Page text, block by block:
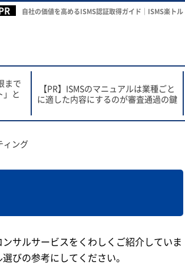
自社の価値を高めるISMS認証取得ガイド｜ISMS楽トル
まで
」と
【PR】ISMSのマニュアルは業種ごと
に適した内容にするのが審査通過の鍵
ィング
サルサービスをくわしくご紹介していま
びの参考にしてください。